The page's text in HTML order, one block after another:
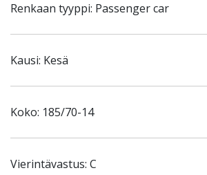
Renkaan tyyppi: Passenger car
Kausi: Kesä
Koko: 185/70-14
Vierintävastus: C